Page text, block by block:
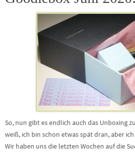
So, nun gibt es endlich auch das Unboxing
weiß, ich bin schon etwas spät dran, aber
Wir haben uns die letzten Wochen auf die